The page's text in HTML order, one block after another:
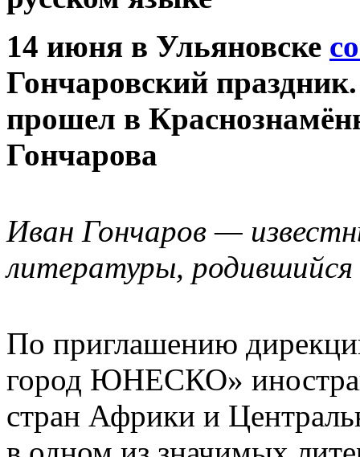
14 июня в Ульяновске
Гончаровский
прошел в
Гончарова
Иван Гончаров —
литературы, родившийся
По приглашению
город ЮНЕСКО»
стран Африки и